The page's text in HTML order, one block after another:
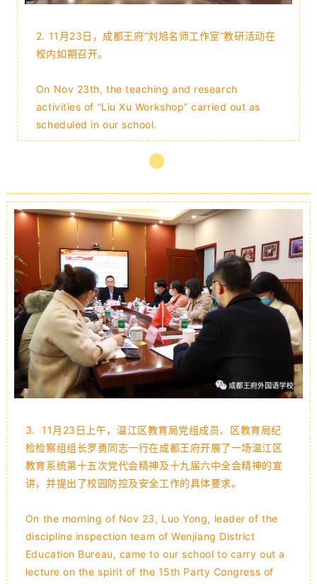
2. 11月23日，成都王府“刘旭名师工作室”教研活动在
校内如期召开。
On Nov 23th, the teaching and research
activities of “Liu Xu Workshop” carried out as
scheduled in our school.
3.
11月23日上午，温江区教育局党组成员、区教育局纪
检检察组组长罗勇同志一行在成都王府开展了一场温江区
教育系统第十五次党代会精神及十九届六中全会精神的宣
讲，并提出了校园防控及安全工作的具体要求。
On the morning of Nov 23, Luo Yong, leader of the
discipline inspection team of Wenjiang District
Education Bureau, came to our school to carry out a
lecture on the spirit of the 15th Party Congress of